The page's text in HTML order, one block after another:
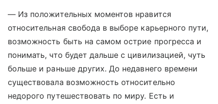
— Из положительных моментов нравится
относительная свобода в выборе карьерного пути,
возможность быть на самом острие прогресса и
понимать, что будет дальше с цивилизацией, чуть
больше и раньше других. До недавнего времени
существовала возможность относительно
недорого путешествовать по миру. Есть и